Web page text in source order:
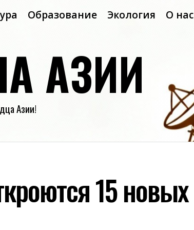
Образование Экология О нас
АЗИИ
Азии!
15 новых